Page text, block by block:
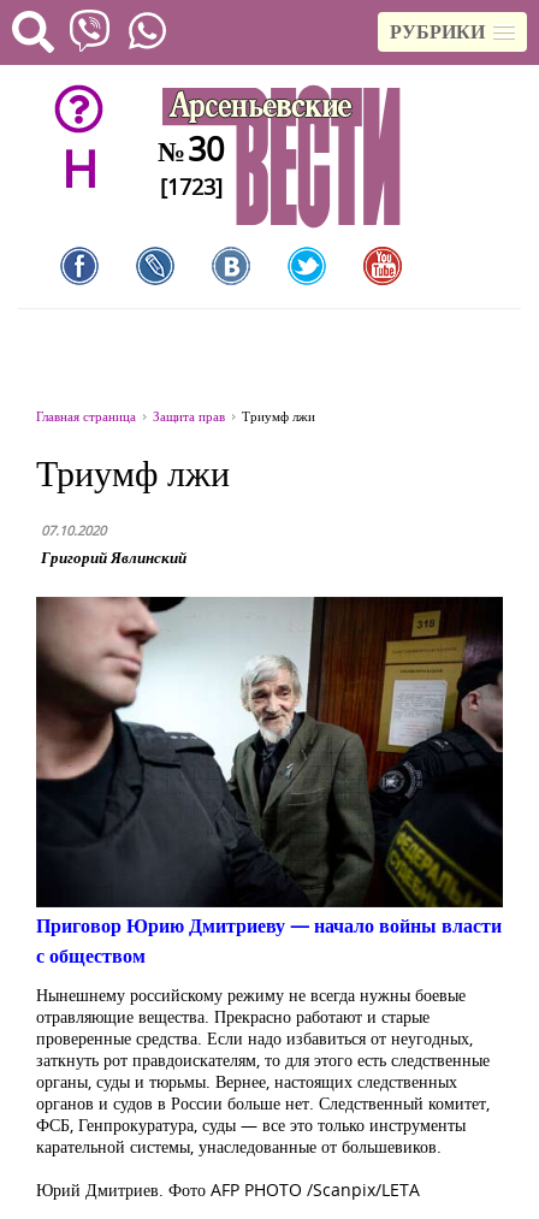
РУБРИКИ
H №30
[1723]
Главная страница Защита прав Триумф лжи
Триумф лжи
07.10.2020
Григорий Явлинский
Приговор Юрию Дмитриеву — начало войны власти
с обществом
Нынешнему российскому режиму не всегда нужны боевые
отравляющие вещества. Прекрасно работают и старые
проверенные средства. Если надо избавиться от неугодных,
заткнуть рот правдоискателям, то для этого есть следственные
органы, суды и тюрьмы. Вернее, настоящих следственных
органов и судов в России больше нет. Следственный комитет,
ФСБ, Генпрокуратура, суды — все это только инструменты
карательной системы, унаследованные от большевиков.
Юрий Дмитриев. Фото AFP PHOTO /Scanpix/LETA